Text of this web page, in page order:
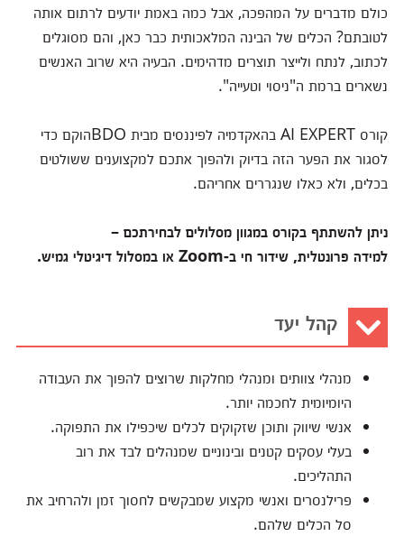
כולם מדברים על המהפכה, אבל כמה באמת יודעים לרתום אותה
לטובתם? הכלים של הבינה המלאכותית כבר כאן, והם מסוגלים
לכתוב, לנתח ולייצר תוצרים מדהימים. הבעיה היא שרוב האנשים
נשארים ברמת ה"ניסוי וטעייה".
קורס AI EXPERT בהאקדמיה לפיננסים מבית BDOהוקם כדי
לסגור את הפער הזה בדיוק ולהפוך אתכם למקצוענים ששולטים
בכלים, ולא כאלו שנגררים אחריהם.
ניתן להשתתף בקורס במגוון מסלולים לבחירתכם –
למידה פרונטלית, שידור חי ב-Zoom או במסלול דיגיטלי גמיש.
קהל יעד
מנהלי צוותים ומנהלי מחלקות שרוצים להפוך את העבודה
היומיומית לחכמה יותר.
אנשי שיווק ותוכן שזקוקים לכלים שיכפילו את התפוקה.
בעלי עסקים קטנים ובינוניים שמנהלים לבד את רוב
התהליכים.
פרילנסרים ואנשי מקצוע שמבקשים לחסוך זמן ולהרחיב את
סל הכלים שלהם.